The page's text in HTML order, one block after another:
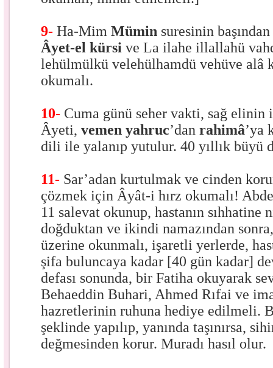
9- Ha-MimMümin suresinin
Âyet-el kürsi ve La ilahe illallahü
lehülmülkü velehülhamdü vehüve alâ
okumalı.
10- Cuma günü seher vakti, sağ elinin
Âyeti,vemen yahruc’danrahimâ’ya
dili ile yalanıp yutulur. 40 yıllık büyü
11- Sar’adan kurtulmak ve cinden
çözmek için Âyât-i hırz okumalı!
11 salevat okunup, hastanın sıhhatine
doğduktan ve ikindi namazından
üzerine okunmalı, işaretli yerlerde,
şifa buluncaya kadar [40 gün kadar]
defası sonunda, bir Fatiha okuyarak
Behaeddin Buhari, Ahmed Rıfai ve
hazretlerinin ruhuna hediye edilmeli.
şeklinde yapılıp, yanında taşınırsa,
değmesinden korur. Muradı hasıl olur.